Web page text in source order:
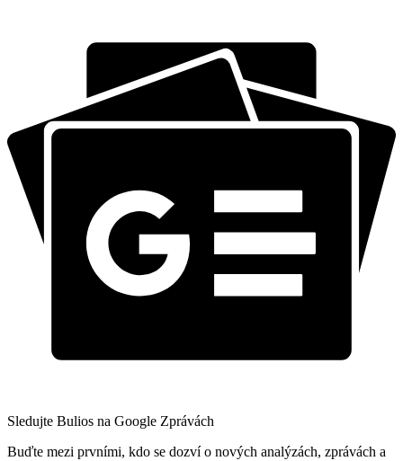
Sledujte Bulios na Google Zprávách
Buďte mezi prvními, kdo se dozví o nových analýzách, zprávách a